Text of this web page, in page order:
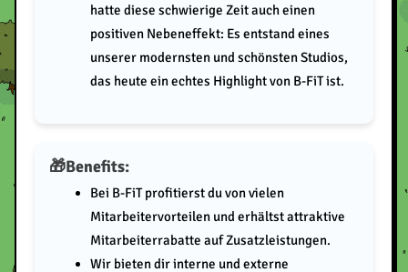
hatte diese schwierige Zeit auch einen
positiven Nebeneffekt: Es entstand eines
unserer modernsten und schönsten Studios,
das heute ein echtes Highlight von B-FiT ist.
Benefits:
Bei B-FiT profitierst du von vielen
Mitarbeitervorteilen und erhältst attraktive
Mitarbeiterrabatte auf Zusatzleistungen.
Wir bieten dir interne und externe